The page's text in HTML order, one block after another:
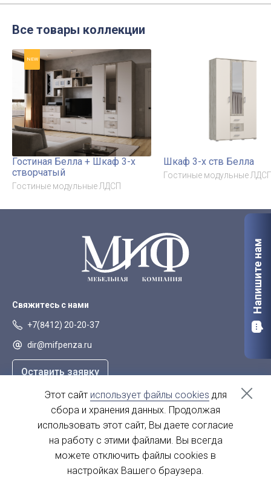
Все товары коллекции
NEW
Гостиная Белла + Шкаф 3-х
створчатый
Гостиные модульные ЛДСП
Шкаф 3-х ств Белла
Гостиные модульные
Свяжитесь с нами
+7(8412) 20-20-37
dir@mifpenza.ru
Оставить заявку
г. Пенза, ул. Аустрина, 139а
пн-пт - с 9.00-18.00
сб, вс - выходной
Напишите нам
Этот сайт использует файлы cookies для
сбора и хранения данных. Продолжая
использовать этот сайт, Вы даете согласие
на работу с этими файлами. Вы всегда
можете отключить файлы cookies в
настройках Вашего браузера.